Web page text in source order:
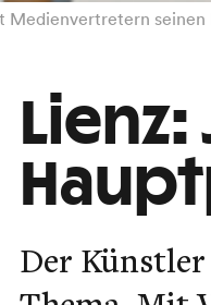
Medienvertretern
Der